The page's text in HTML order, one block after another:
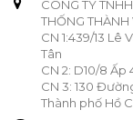
CÔNG TY
THỐNG THÀNH
CN 1:439/13
Tân
CN 2: D10/8 Ấp
CN 3: 130
Thành phố Hồ